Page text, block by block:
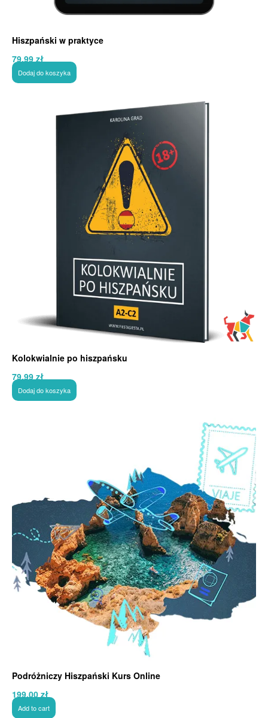
Hiszpański w praktyce
79,99 zł
Dodaj do koszyka
Kolokwialnie po hiszpańsku
79,99 zł
Dodaj do koszyka
Podróżniczy Hiszpański Kurs Online
199,00 zł
Add to cart